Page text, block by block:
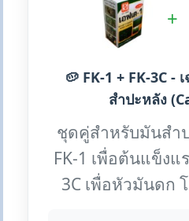
+
🥔 FK-1 + FK-3C -
สำปะหลัง
ชุดคู่สำหรับมันสำ
FK-1 เพื่อต้นแข็งแ
3C เพื่อหัวมันดก